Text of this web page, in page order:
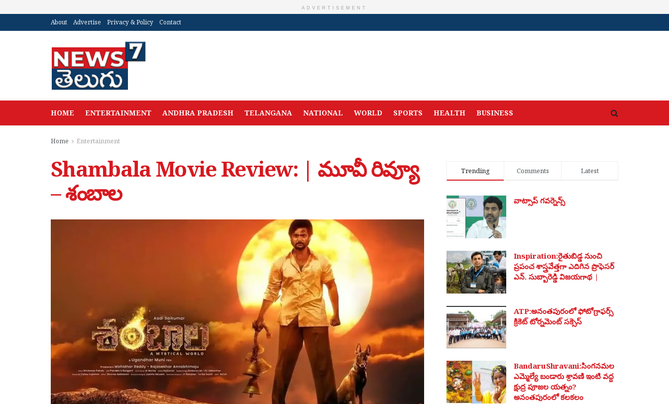
ADVERTISEMENT
About Advertise Privacy & Policy Contact
HOME ENTERTAINMENT ANDHRA PRADESH TELANGANA NATIONAL WORLD SPORTS HEALTH BUSINESS
Home Entertainment
Shambala Movie Review: | మూవీ రివ్యూ
– శంబాల
Trending Comments Latest
వాట్సాప్ గవర్నెన్స్
Inspiration:రైతుబిడ్డ నుంచి
ప్రపంచ శాస్త్రవేత్తగా ఎదిగిన ప్రొఫెసర్
ఎన్. సుబ్బారెడ్డి విజయగాథ |
ATP:అనంతపురంలో ఫోటోగ్రాఫర్స్
క్రికెట్ టోర్నమెంట్ సక్సెస్
BandaruShravani:సింగనమల
ఎమ్మెల్యే బండారు శ్రావణి ఇంటి వద్ద
క్షుద్ర పూజల యత్నం?
అనంతపురంలో కలకలం